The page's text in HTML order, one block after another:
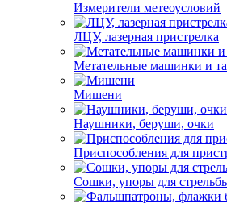
Измерители метеоусловий
ЛЦУ, лазерная пристрелка
Метательные машинки и
Мишени
Наушники, беруши, очки
Приспособления для
Сошки, упоры для